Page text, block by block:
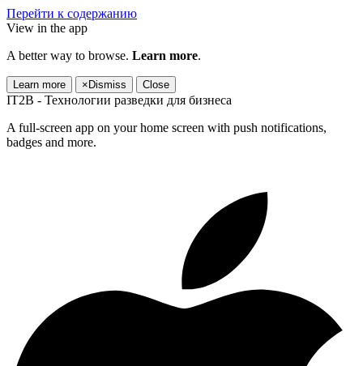
Перейти к содержанию
View in the app
A better way to browse. Learn more.
Learn more × Dismiss Close
IT2B - Технологии разведки для бизнеса
A full-screen app on your home screen with push notifications,
badges and more.